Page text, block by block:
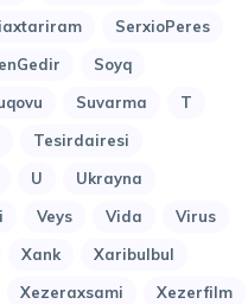
SerxioPeres
Soyq
Suvarma
T
Tesirdairesi
U
Ukrayna
Veys Vida
Virus
Xank
Xaribulbul
Xezeraxsami
Xezerfilm